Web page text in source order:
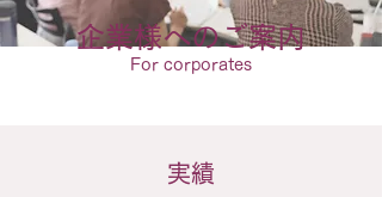
企業様へのご案内
For corporates
実績